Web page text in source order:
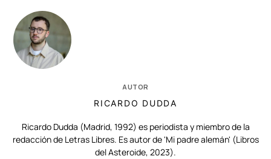
AUTOR
RICARDO DUDDA
Ricardo Dudda (Madrid, 1992) es periodista y miembro de la
redacción de Letras Libres. Es autor de 'Mi padre alemán' (Libros
del Asteroide, 2023).